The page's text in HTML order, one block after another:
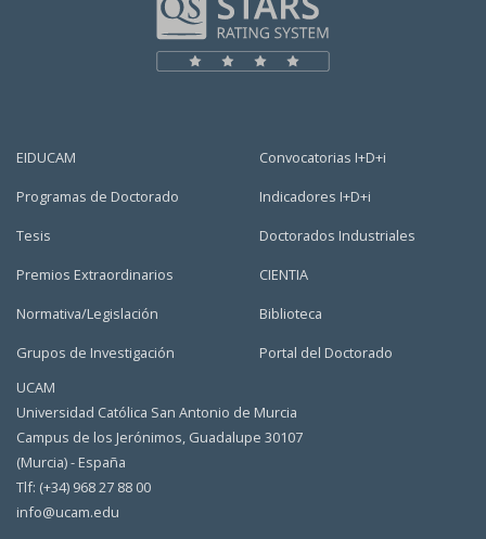
EIDUCAM
Programas de Doctorado
Tesis
Premios Extraordinarios
Normativa/Legislación
Grupos de Investigación
Convocatorias I+D+i
Indicadores I+D+i
Doctorados Industriales
CIENTIA
Biblioteca
Portal del Doctorado
UCAM
Universidad Católica San Antonio de Murcia
Campus de los Jerónimos, Guadalupe 30107
(Murcia) - España
Tlf: (+34) 968 27 88 00
info@ucam.edu